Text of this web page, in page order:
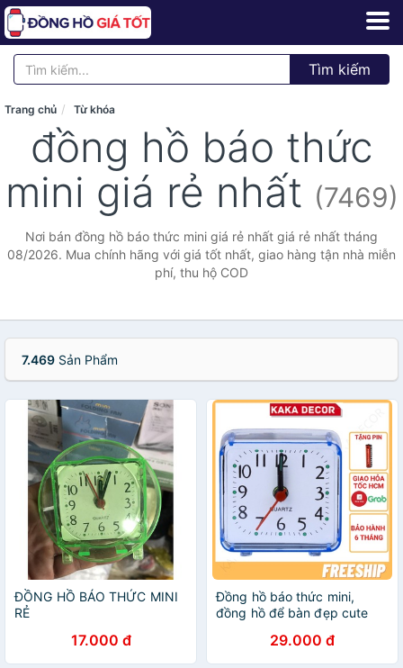
Tìm kiếm
Trang chủ Từ khóa
đồng hồ báo thức
mini giá rẻ nhất (7469)
Nơi bán đồng hồ báo thức mini giá rẻ nhất giá rẻ nhất tháng
08/2026. Mua chính hãng với giá tốt nhất, giao hàng tận nhà miễn
phí, thu hộ COD
7.469 Sản Phẩm
ĐỒNG HỒ BÁO THỨC MINI
RẺ
17.000 đ
Đồng hồ báo thức mini,
đồng hồ để bàn đẹp cute
29.000 đ